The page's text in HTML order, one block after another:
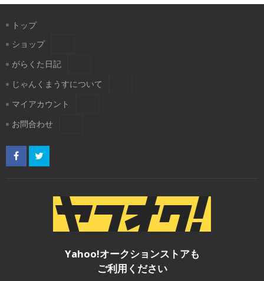
トップ
ショップ
がらくた日記
じゃんくまうすについて
マイアカウント
お問合わせ
Yahoo!オークションストアも
ご利用ください